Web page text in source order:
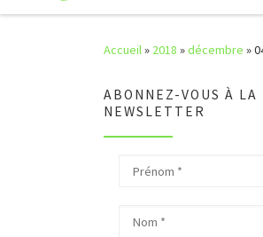
Accueil» 2018 »décembre »
ABONNEZ-VOUS À LA
NEWSLETTER